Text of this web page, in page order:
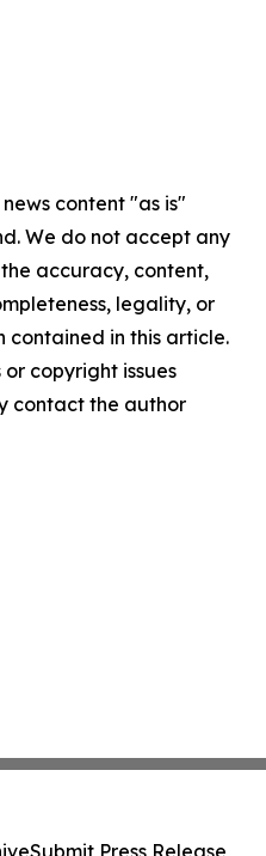
content "as is"
We do not accept any
accuracy, content,
legality, or
in this article.
copyright issues
contact the author
Submit Press Release